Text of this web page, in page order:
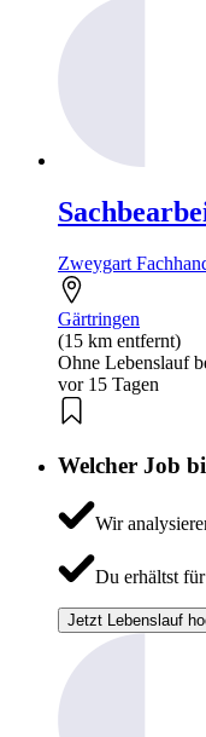
Zweygart
Gärtringen
(15 km entfernt)
Ohne Lebenslauf
vor 15 Tagen
Welcher Job
Wir
Du erhältst
Jetzt Lebenslauf